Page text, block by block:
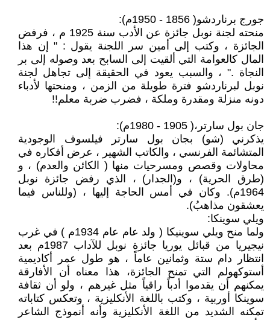
جورج برناردشو( 1856 - 1950م):
منحته لجنة نوبل جائزة عن الأدب سنة 1925 م ، فرفض
الجائزة ، وكتب إلى أمين سر اللجنة يقول : " إن هذا
المال كالعوامة التي ألقيت إلى السابح بعد وصوله إلى بر
النجاة ." ، والسبب يعود في الحقيقة إلى تجاهل لجنة
نوبل لبرناردشو فترة طويلة من الزمن ، ومنحتها لأدباء
دونه منزلة ومقدرة وملكة ، فضرب ضربة معلم!!
جان بول سارتر،( 1905 - 1980م):
يذكرني (شو) بجان بول سارتر فيلسوف الوجودية
المتشائمة الفرنسي ، والكاتب الشهير ، عرض أفكاره في
محاولات وقصص ومسرحيات منها ( الكائن والعدم) ، و
(طرق الحرية) ، و(الجدار) ، الذي رفض جائزة نوبل
1964م). وكان في أمس الحاجة إليها ، (وللناس فيما
يعشقون مذاهبُ).
ويلي سوينكا:
ولما منح ويلي سوينيكا ( ولد عام عام 1934م ) في غرب
نيجيريا من قبائل يوريا جائزة نوبل للآداب 1987م بعد
انتظار دام ستة وثمانين عاماً ، هو طول عمر أكاديمية
أستوكهولم التي تمنح الجائزة، هذا معناه أن الأفارقة
يمكنهم أن يقدموا أدباً راقياً مثل غيرهم ، ولو أن ثقافة
سوينكا أوربية ، وكتب باللغة الأنكليزية ، وتعكس كتاباته
تمكنه الشديد من اللغة الأنكليزية وأنه أنموذج الشاعر